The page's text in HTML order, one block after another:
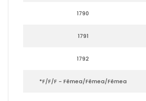
1790
1791
1792
*F/F/F - Fêmea/Fêmea/Fêmea